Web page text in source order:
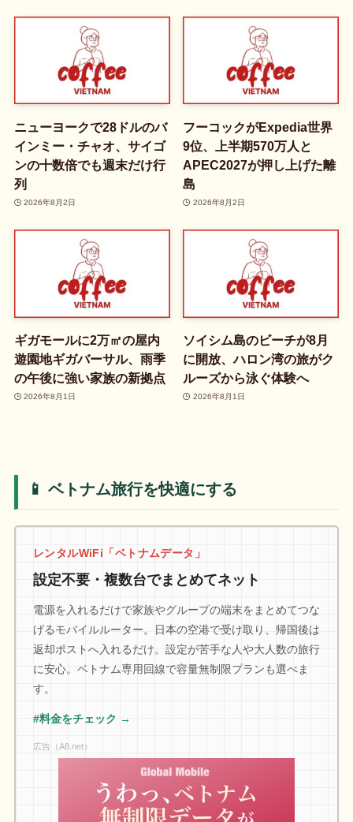
ニューヨークで28ドルのバ
インミー・チャオ、サイゴ
ンの十数倍でも週末だけ行
列
2026年8月2日
フーコックがExpedia世界
9位、上半期570万人と
APEC2027が押し上げた離
島
2026年8月2日
ギガモールに2万㎡の屋内
遊園地ギガバーサル、雨季
の午後に強い家族の新拠点
2026年8月1日
ソイシム島のビーチが8月
に開放、ハロン湾の旅がク
ルーズから泳ぐ体験へ
2026年8月1日
📱 ベトナム旅行を快適にする
レンタルWiFi「ベトナムデータ」
設定不要・複数台でまとめてネット
電源を入れるだけで家族やグループの端末をまとめてつな
げるモバイルルーター。日本の空港で受け取り、帰国後は
返却ポストへ入れるだけ。設定が苦手な人や大人数の旅行
に安心。ベトナム専用回線で容量無制限プランも選べま
す。
#料金をチェック →
広告（A8.net）